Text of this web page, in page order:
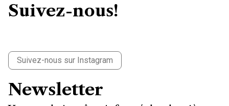
Suivez-nous!
Suivez-nous sur Instagram
Newsletter